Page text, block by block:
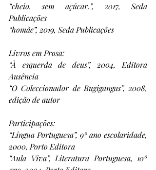
“cheio. sem açúcar.”, 2017, Seda
Publicações
“homãe”, 2019, Seda Publicações
Livros em Prosa:
“À esquerda de deus”, 2004, Editora
Ausência
“O Coleccionador de Bugigangas”, 2008,
edição de autor
Participações:
“Língua Portuguesa”, 9º ano escolaridade,
2000, Porto Editora
“Aula Viva”, Literatura Portuguesa, 10º